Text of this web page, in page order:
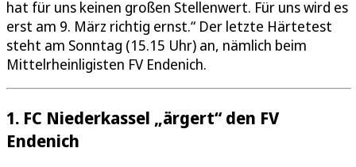
hat für uns keinen großen Stellenwert. Für uns wird es
erst am 9. März richtig ernst.“ Der letzte Härtetest
steht am Sonntag (15.15 Uhr) an, nämlich beim
Mittelrheinligisten FV Endenich.
1. FC Niederkassel „ärgert“ den FV
Endenich